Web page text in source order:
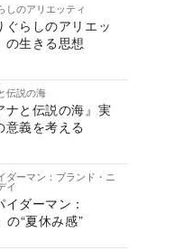
しのアリエッティ
ぐらしのアリエッ
の生きる思想
伝説の海
ナと伝説の海』実
意義を考える
ダーマン：ブランド・ニ
イ
イダーマン：
の“夏休み感”